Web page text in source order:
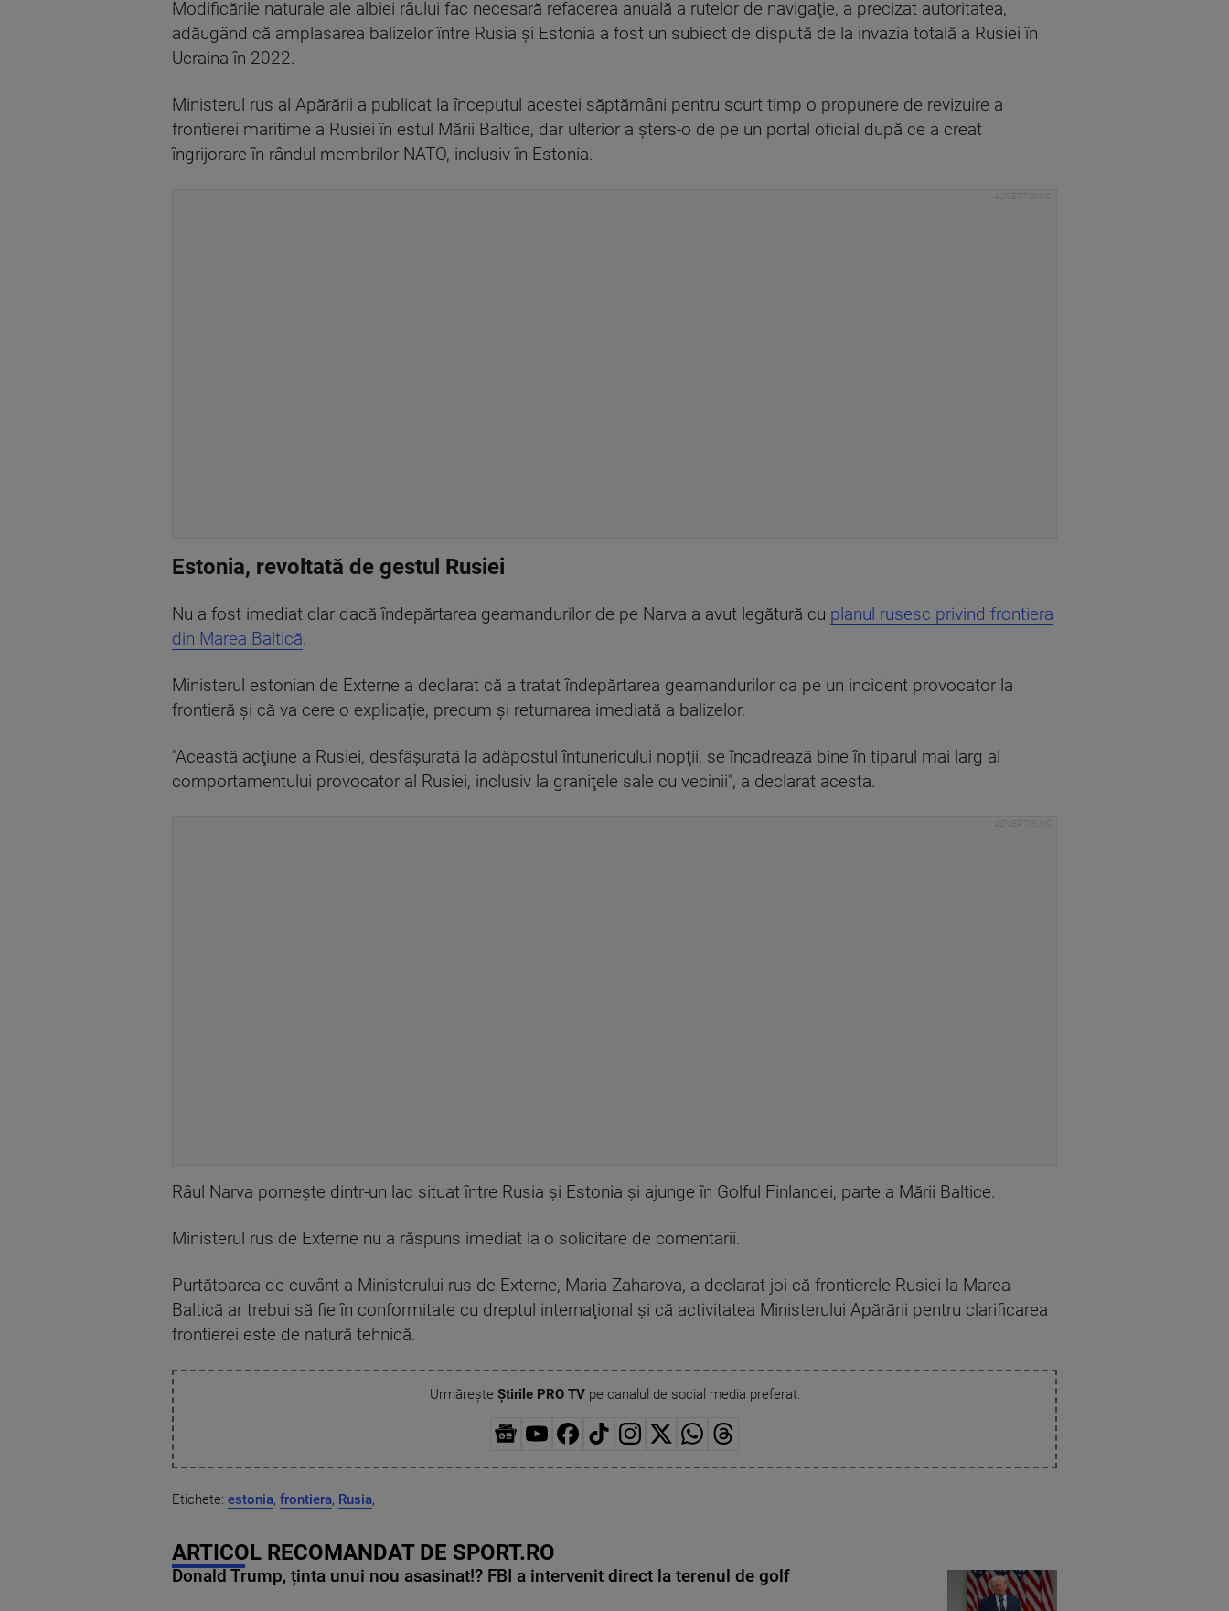
Modificările naturale ale albiei râului fac necesară refacerea anuală a rutelor de navigaţie, a precizat autoritatea,
adăugând că amplasarea balizelor între Rusia şi Estonia a fost un subiect de dispută de la invazia totală a Rusiei în
Ucraina în 2022.
Ministerul rus al Apărării a publicat la începutul acestei săptămâni pentru scurt timp o propunere de revizuire a
frontierei maritime a Rusiei în estul Mării Baltice, dar ulterior a şters-o de pe un portal oficial după ce a creat
îngrijorare în rândul membrilor NATO, inclusiv în Estonia.
Estonia, revoltată de gestul Rusiei
Nu a fost imediat clar dacă îndepărtarea geamandurilor de pe Narva a avut legătură cu planul rusesc privind frontiera
din Marea Baltică.
Ministerul estonian de Externe a declarat că a tratat îndepărtarea geamandurilor ca pe un incident provocator la
frontieră şi că va cere o explicaţie, precum şi returnarea imediată a balizelor.
"Această acţiune a Rusiei, desfăşurată la adăpostul întunericului nopţii, se încadrează bine în tiparul mai larg al
comportamentului provocator al Rusiei, inclusiv la graniţele sale cu vecinii", a declarat acesta.
Râul Narva porneşte dintr-un lac situat între Rusia şi Estonia şi ajunge în Golful Finlandei, parte a Mării Baltice.
Ministerul rus de Externe nu a răspuns imediat la o solicitare de comentarii.
Purtătoarea de cuvânt a Ministerului rus de Externe, Maria Zaharova, a declarat joi că frontierele Rusiei la Marea
Baltică ar trebui să fie în conformitate cu dreptul internaţional şi că activitatea Ministerului Apărării pentru clarificarea
frontierei este de natură tehnică.
Urmărește Știrile PRO TVpe canalul de social media preferat:
Etichete: estonia, frontiera, Rusia,
ARTICOL RECOMANDAT DE SPORT.RO
Donald Trump, ținta unui nou asasinat!? FBI a intervenit direct la terenul de golf